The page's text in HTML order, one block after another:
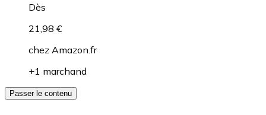
Dès
21,98 €
chez Amazon.fr
+1 marchand
Passer le contenu